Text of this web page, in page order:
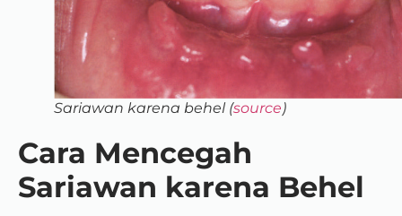
Sariawan karena behel (source)
Cara Mencegah
Sariawan karena Behel